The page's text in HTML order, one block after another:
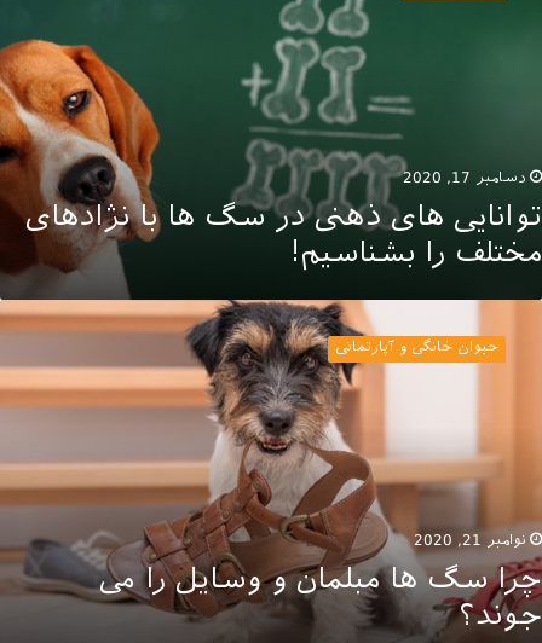
را
بشناسیم!
دسامبر 17, 2020
توانایی های ذهنی در سگ ها با نژادهای
مختلف را بشناسیم!
حیوان خانگی و آپارتمانی
نوامبر 21, 2020
چرا سگ ها مبلمان و وسایل را می
جوند؟